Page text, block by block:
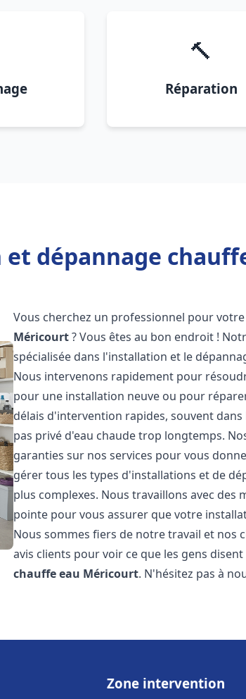
🔨
Réparation
dépannage
Vous cherchez un professionnel pour votre
Méricourt? Vous êtes au bon endroit !
spécialisée dans l'installation et le
Nous intervenons rapidement pour
pour une installation neuve ou pour
délais d'intervention rapides, souvent
pas privé d'eau chaude trop longtemps.
garanties sur nos services pour vous
gérer tous les types d'installations et de
plus complexes. Nous travaillons avec
pointe pour vous assurer que votre
Nous sommes fiers de notre travail et nos
avis clients pour voir ce que les gens
chauffe eau Méricourt. N'hésitez pas à
Zone intervention